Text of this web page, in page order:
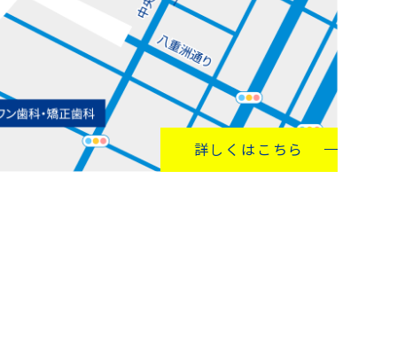
詳しくはこちら